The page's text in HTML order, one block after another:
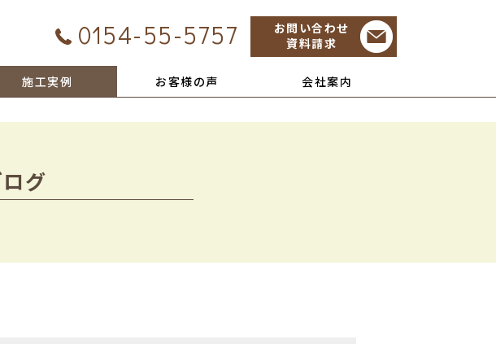
0154-55-5757
お問い合わせ
資料請求
施工実例 お客様の声 会社案内
グ